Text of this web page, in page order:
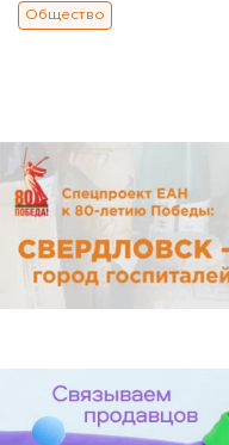
Общество